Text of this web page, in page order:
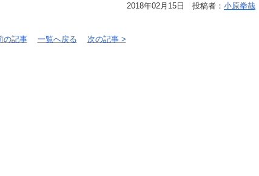
2018年02月15日 投稿者： 小原拳哉
の記事 一覧へ戻る 次の記事 >